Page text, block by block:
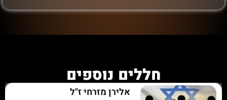
חללים נוספים
אלירן מזרחי ז"ל